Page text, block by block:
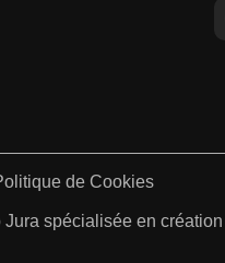
de Cookies
Jura spécialisée en